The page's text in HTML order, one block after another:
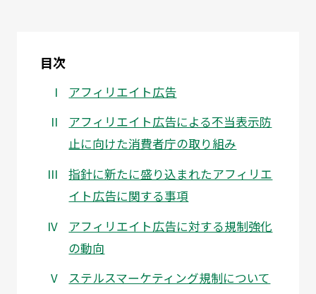
目次
アフィリエイト広告
アフィリエイト広告による不当表示防
止に向けた消費者庁の取り組み
指針に新たに盛り込まれたアフィリエ
イト広告に関する事項
アフィリエイト広告に対する規制強化
の動向
ステルスマーケティング規制について